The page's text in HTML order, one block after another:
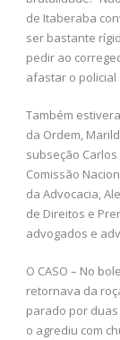
de Itaberaba
ser bastante
pedir ao
afastar o policial
Também
da Ordem,
subseção
Comissão
da Advocacia,
de Direitos e
advogados e
O CASO – No
retornava da
parado por
o agrediu com